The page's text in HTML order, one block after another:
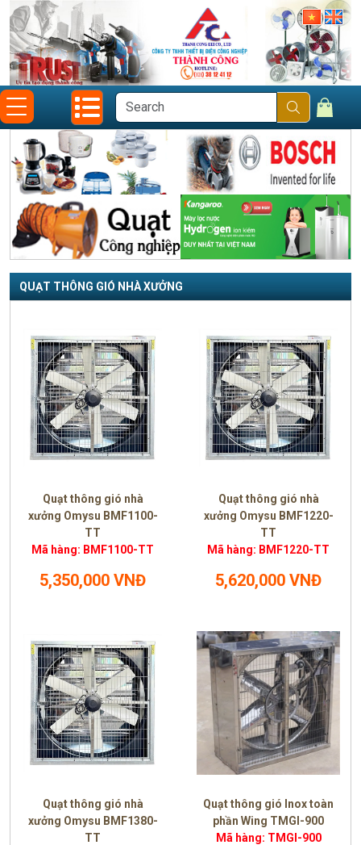
QUẠT THÔNG GIÓ NHÀ XƯỞNG
Quạt thông gió nhà
xưởng Omysu BMF1100-
TT
Mã hàng: BMF1100-TT
5,350,000 VNĐ
Quạt thông gió nhà
xưởng Omysu BMF1220-
TT
Mã hàng: BMF1220-TT
5,620,000 VNĐ
Quạt thông gió nhà
xưởng Omysu BMF1380-
TT
Quạt thông gió Inox toàn
phần Wing TMGI-900
Mã hàng: TMGI-900